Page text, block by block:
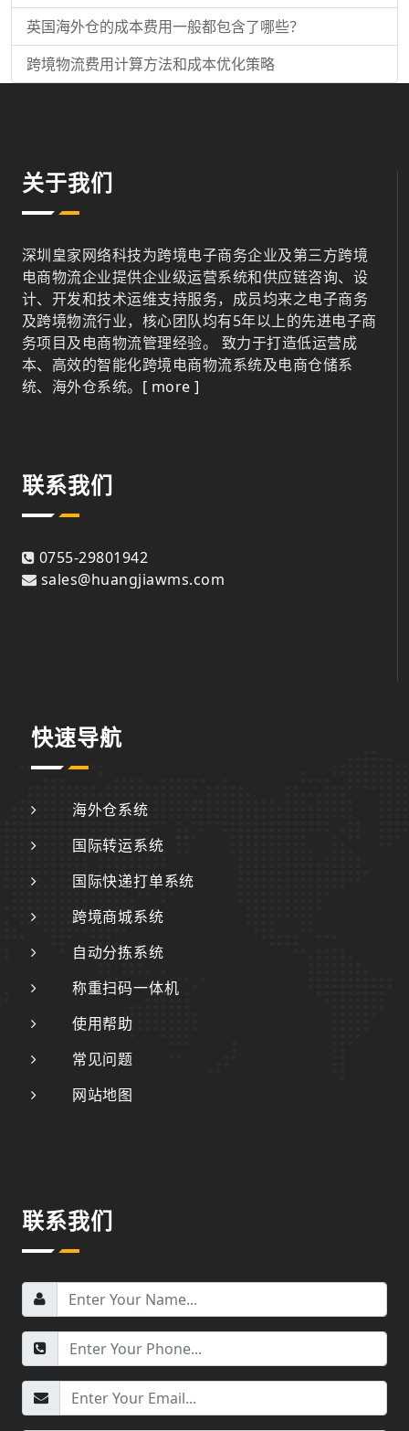
英国海外仓的成本费用一般都包含了哪些？
跨境物流费用计算方法和成本优化策略
关于我们
深圳皇家网络科技为跨境电子商务企业及第三方跨境
电商物流企业提供企业级运营系统和供应链咨询、设
计、开发和技术运维支持服务，成员均来之电子商务
及跨境物流行业，核心团队均有5年以上的先进电子商
务项目及电商物流管理经验。 致力于打造低运营成
本、高效的智能化跨境电商物流系统及电商仓储系
统、海外仓系统。 [ more ]
联系我们
0755-29801942
sales@huangjiawms.com
快速导航
海外仓系统
国际转运系统
国际快递打单系统
跨境商城系统
自动分拣系统
称重扫码一体机
使用帮助
常见问题
网站地图
联系我们